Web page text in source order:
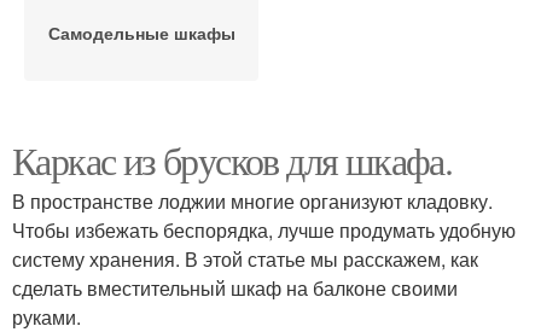
Самодельные шкафы
Каркас из брусков для шкафа.
В пространстве лоджии многие организуют кладовку.
Чтобы избежать беспорядка, лучше продумать удобную
систему хранения. В этой статье мы расскажем, как
сделать вместительный шкаф на балконе своими
руками.